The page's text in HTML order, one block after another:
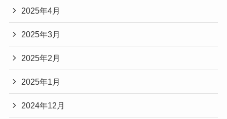
2025年4月
2025年3月
2025年2月
2025年1月
2024年12月